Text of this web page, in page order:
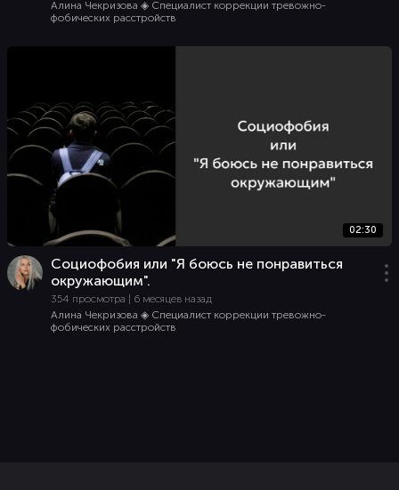
Алина Чекризова ◈ Специалист коррекции тревожно-
фобических расстройств
02:30
Социофобия или "Я боюсь не понравиться
окружающим".
354 просмотра | 6 месяцев назад
Алина Чекризова ◈ Специалист коррекции тревожно-
фобических расстройств